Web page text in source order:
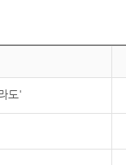
도'